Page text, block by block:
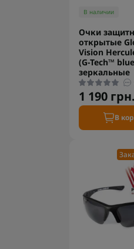
В наличии
Очки
открытые
Vision
(G-Tech™
зеркальные
1 190 грн.
В